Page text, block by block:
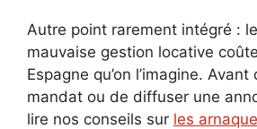
Autre point rarement intégré :
mauvaise gestion locative
Espagne qu’on l’imagine.
mandat ou de diffuser une
lire nos conseils sur les